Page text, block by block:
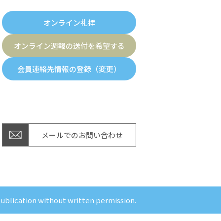
オンライン礼拝
オンライン週報の送付を希望する
会員連絡先情報の登録（変更）
メールでのお問い合わせ
without written permission.